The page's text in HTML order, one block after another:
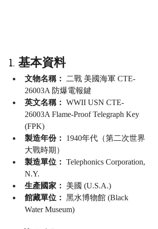
1. 基本資料
文物名稱：
二戰 美國海軍 CTE-
26003A 防爆電報鍵
英文名稱： WWII USN CTE-
26003A Flame-Proof Telegraph Key
(FPK)
製造年份：
1940年代（第二次世界
大戰時期）
製造單位： Telephonics Corporation,
N.Y.
生產國家：
美國 (U.S.A.)
館藏單位： 黑水博物館 (Black
Water Museum)